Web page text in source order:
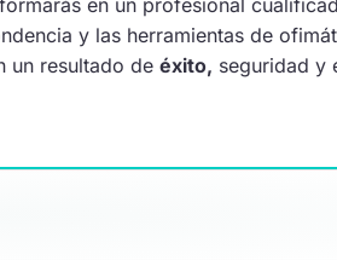
en un profesional
y las herramientas de
un resultado de éxito, seguridad y